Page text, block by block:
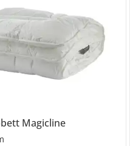
Magicline